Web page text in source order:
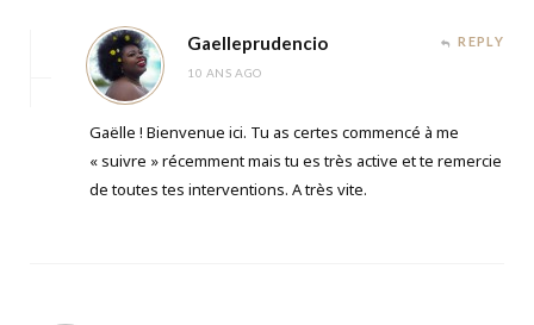
Gaelleprudencio
10 ANS AGO
REPLY
Gaëlle ! Bienvenue ici. Tu as certes commencé à me
« suivre » récemment mais tu es très active et te remercie
de toutes tes interventions. A très vite.